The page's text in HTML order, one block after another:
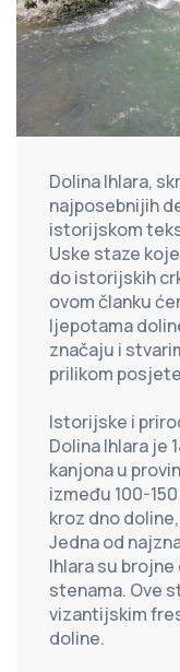
Dolina Ihlara,
najposebnijih
istorijskom
Uske staze
do istorijskih
ovom članku
ljepotama
značaju i
prilikom
Istorijske i
Dolina Ihlara je
kanjona u
između 100-
kroz dno
Jedna od
Ihlara su
stenama. Ove
vizantijskim
doline.